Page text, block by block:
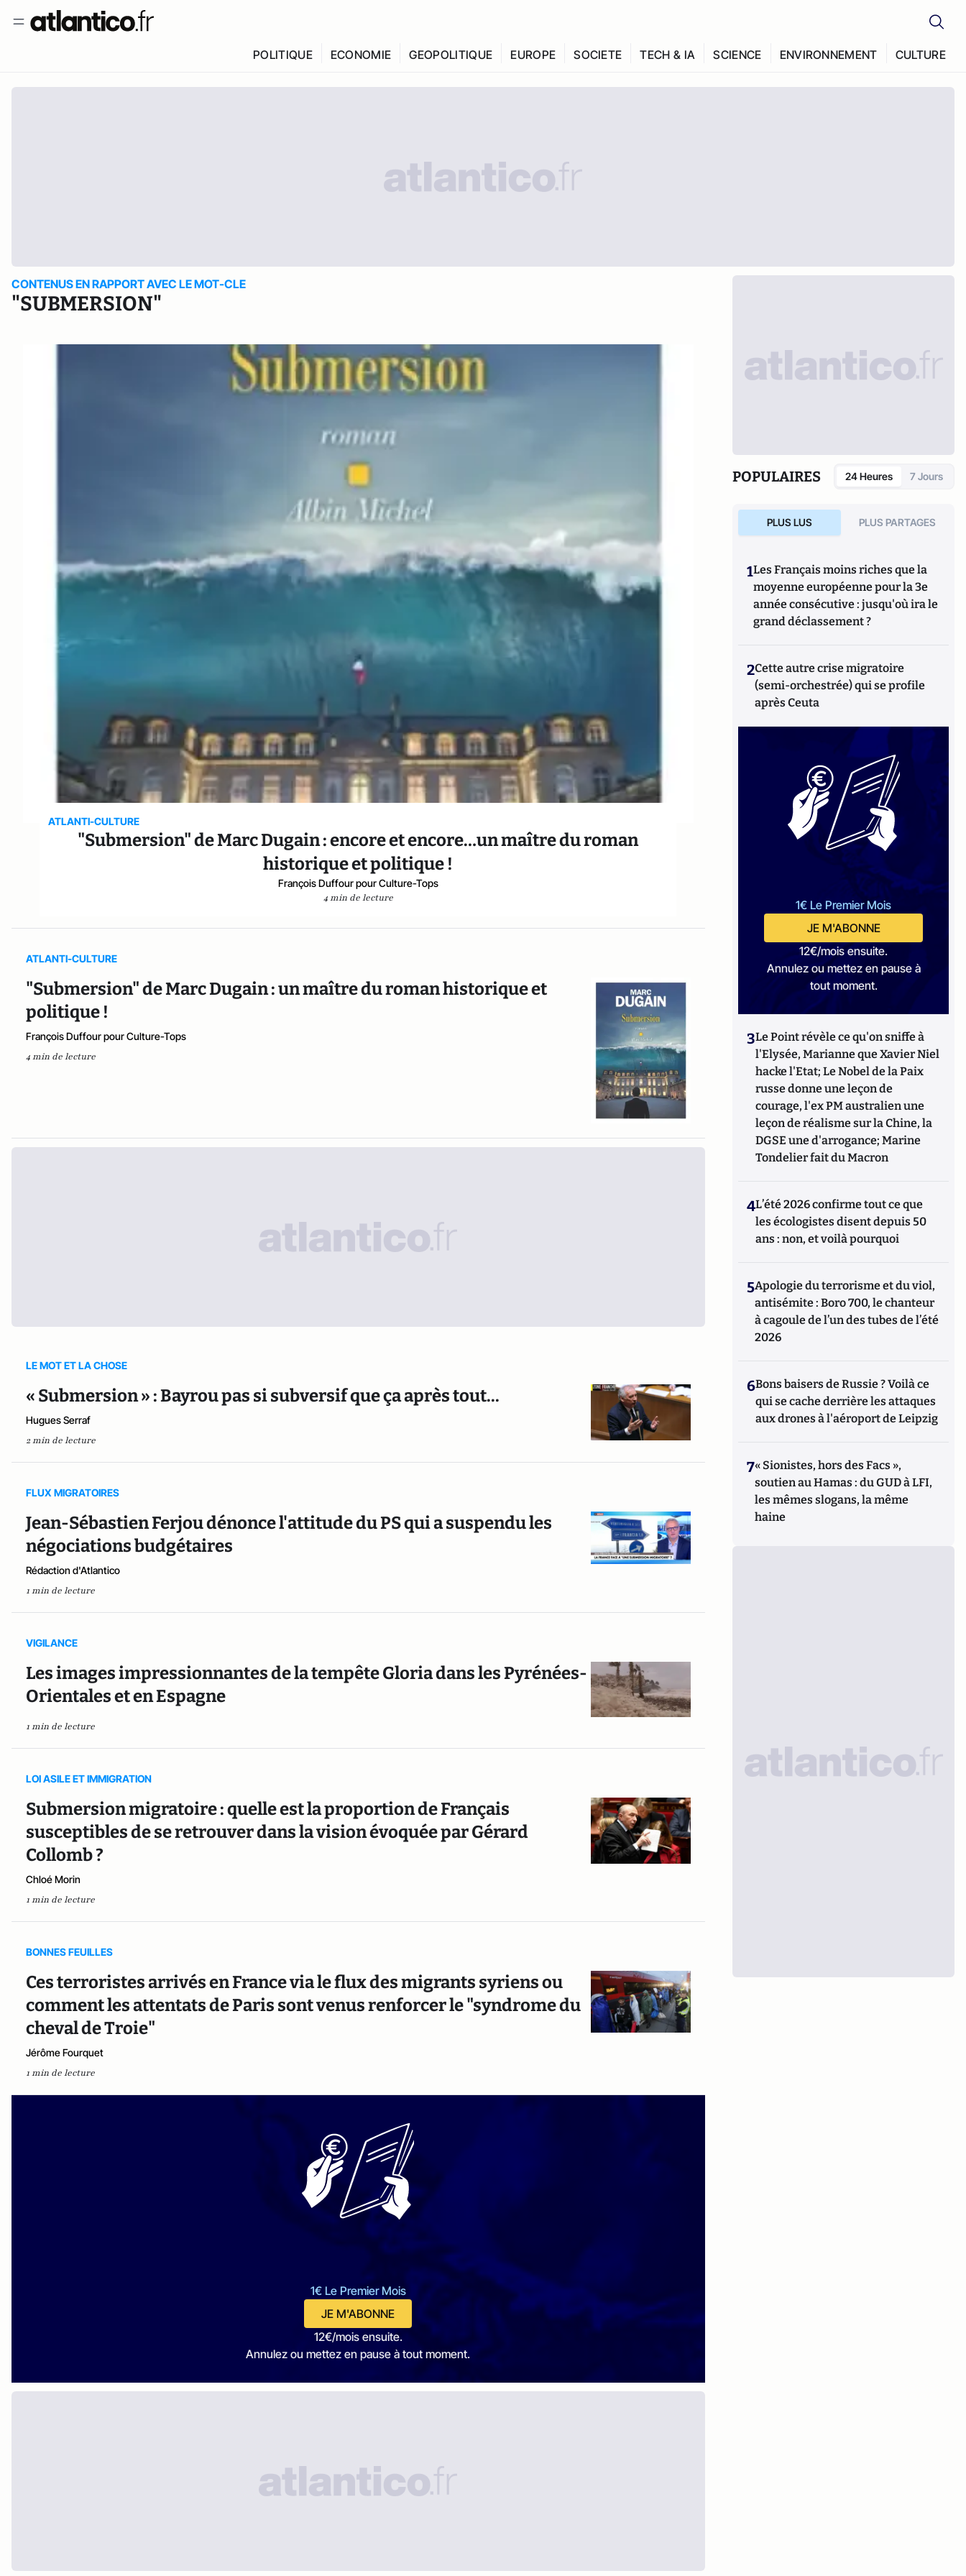
POLITIQUE ECONOMIE GEOPOLITIQUE EUROPE SOCIETE TECH & IA SCIENCE ENVIRONNEMENT CULTURE
CONTENUS EN RAPPORT AVEC LE MOT-CLE
"SUBMERSION"
ATLANTI-CULTURE
"Submersion" de Marc Dugain : encore et encore…un maître du roman
historique et politique !
François Duffour pour Culture-Tops
4 min de lecture
ATLANTI-CULTURE
"Submersion" de Marc Dugain : un maître du roman historique et
politique !
François Duffour pour Culture-Tops
4 min de lecture
LE MOT ET LA CHOSE
« Submersion » : Bayrou pas si subversif que ça après tout...
Hugues Serraf
2 min de lecture
FLUX MIGRATOIRES
Jean-Sébastien Ferjou dénonce l'attitude du PS qui a suspendu les
négociations budgétaires
Rédaction d'Atlantico
1 min de lecture
VIGILANCE
Les images impressionnantes de la tempête Gloria dans les Pyrénées-
Orientales et en Espagne
1 min de lecture
LOI ASILE ET IMMIGRATION
Submersion migratoire : quelle est la proportion de Français
susceptibles de se retrouver dans la vision évoquée par Gérard
Collomb ?
Chloé Morin
1 min de lecture
BONNES FEUILLES
Ces terroristes arrivés en France via le flux des migrants syriens ou
comment les attentats de Paris sont venus renforcer le "syndrome du
cheval de Troie"
Jérôme Fourquet
1 min de lecture
1€ Le Premier Mois
JE M'ABONNE
12€/mois ensuite.
Annulez ou mettez en pause à tout moment.
POPULAIRES 24 Heures 7 Jours
PLUS LUS PLUS PARTAGES
1Les Français moins riches que la
moyenne européenne pour la 3e
année consécutive : jusqu'où ira le
grand déclassement ?
2Cette autre crise migratoire
(semi-orchestrée) qui se profile
après Ceuta
1€ Le Premier Mois
JE M'ABONNE
12€/mois ensuite.
Annulez ou mettez en pause à
tout moment.
3Le Point révèle ce qu'on sniffe à
l'Elysée, Marianne que Xavier Niel
hacke l'Etat; Le Nobel de la Paix
russe donne une leçon de
courage, l'ex PM australien une
leçon de réalisme sur la Chine, la
DGSE une d'arrogance; Marine
Tondelier fait du Macron
4L’été 2026 confirme tout ce que
les écologistes disent depuis 50
ans : non, et voilà pourquoi
5Apologie du terrorisme et du viol,
antisémite : Boro 700, le chanteur
à cagoule de l’un des tubes de l’été
2026
6Bons baisers de Russie ? Voilà ce
qui se cache derrière les attaques
aux drones à l'aéroport de Leipzig
7« Sionistes, hors des Facs »,
soutien au Hamas : du GUD à LFI,
les mêmes slogans, la même
haine